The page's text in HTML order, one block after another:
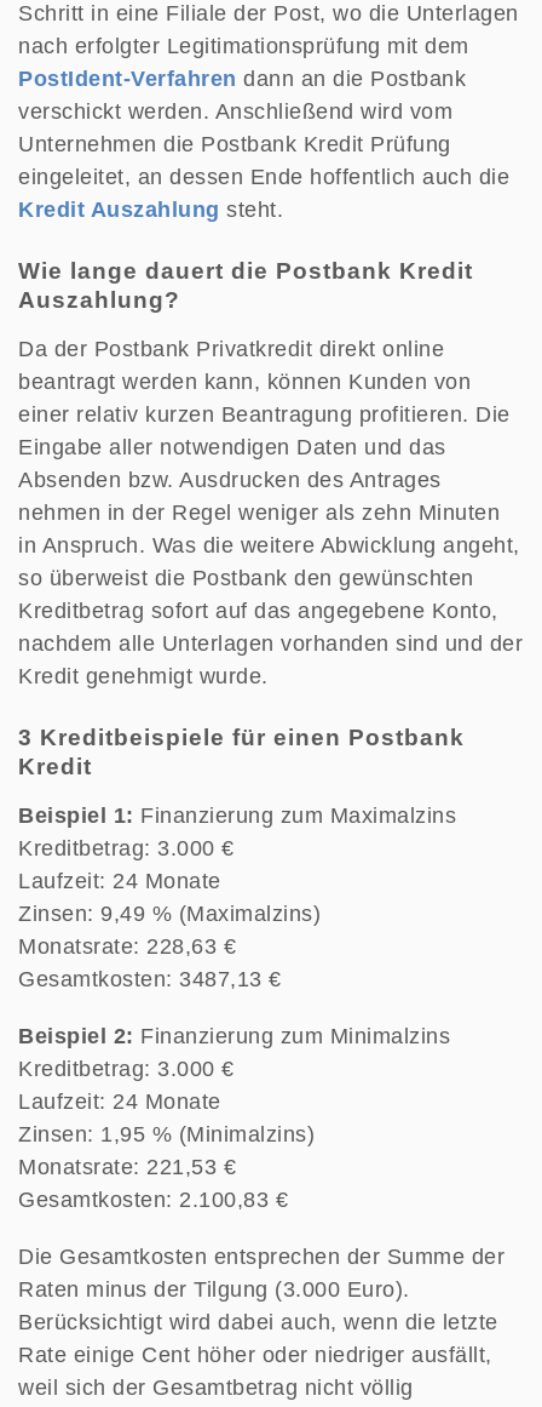
Schritt in eine Filiale der Post, wo die Unterlagen
nach erfolgter Legitimationsprüfung mit dem
PostIdent-Verfahren dann an die Postbank
verschickt werden. Anschließend wird vom
Unternehmen die Postbank Kredit Prüfung
eingeleitet, an dessen Ende hoffentlich auch die
Kredit Auszahlung steht.
Wie lange dauert die Postbank Kredit
Auszahlung?
Da der Postbank Privatkredit direkt online
beantragt werden kann, können Kunden von
einer relativ kurzen Beantragung profitieren. Die
Eingabe aller notwendigen Daten und das
Absenden bzw. Ausdrucken des Antrages
nehmen in der Regel weniger als zehn Minuten
in Anspruch. Was die weitere Abwicklung angeht,
so überweist die Postbank den gewünschten
Kreditbetrag sofort auf das angegebene Konto,
nachdem alle Unterlagen vorhanden sind und der
Kredit genehmigt wurde.
3 Kreditbeispiele für einen Postbank
Kredit
Beispiel 1: Finanzierung zum Maximalzins
Kreditbetrag: 3.000 €
Laufzeit: 24 Monate
Zinsen: 9,49 % (Maximalzins)
Monatsrate: 228,63 €
Gesamtkosten: 3487,13 €
Beispiel 2: Finanzierung zum Minimalzins
Kreditbetrag: 3.000 €
Laufzeit: 24 Monate
Zinsen: 1,95 % (Minimalzins)
Monatsrate: 221,53 €
Gesamtkosten: 2.100,83 €
Die Gesamtkosten entsprechen der Summe der
Raten minus der Tilgung (3.000 Euro).
Berücksichtigt wird dabei auch, wenn die letzte
Rate einige Cent höher oder niedriger ausfällt,
weil sich der Gesamtbetrag nicht völlig